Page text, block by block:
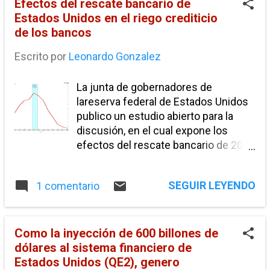
informalidad
libre comercio
negociacion TLC
presupuesto
reforma migratoria
Austeridad económica.
Devaluacion interna
España
Franja fronteriza Grecia
Hayek
Información de interés
Keynes
Recuperación Económica
Rescate econonomico
TARP TLC
TLCAN
acceso bancario
ahorro
arancel
aranceles. sales tax
boder adjustment tax
Efectos del rescate bancario de
Estados Unidos en el riego crediticio
de los bancos
Escrito por Leonardo Gonzalez
La junta de gobernadores de
lareserva federal de Estados Unidos
publico un estudio abierto para la
discusión, en el cual expone los
efectos del rescate bancario de 2008
capitalización por medio de este
causa de la gran recesión de 2008
fue el riesgo excesivo que tomaron
los bancos principalmente de
1 comentario SEGUIR LEYENDO
Como la inyección de 600 billones de
dólares al sistema financiero de
Estados Unidos (QE2), genero